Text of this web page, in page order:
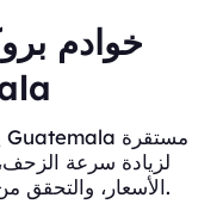
خوادم
لزيادة سرعة
الأسعار، والتحقق من الإعلانات، وغيرها من الأنشطة.